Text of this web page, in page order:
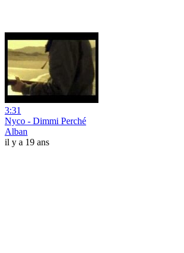
3:31
Nyco - Dimmi Perché
Alban
il y a 19 ans